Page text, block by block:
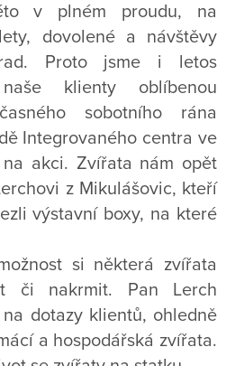
v plném proudu, na
dovolené a návštěvy
Proto jsme i letos
klienty oblíbenou
sobotního rána
Integrovaného centra ve
akci. Zvířata nám opět
z Mikulášovic, kteří
výstavní boxy, na které
si některá zvířata
či nakrmit. Pan Lerch
dotazy klientů, ohledně
a hospodářská zvířata.